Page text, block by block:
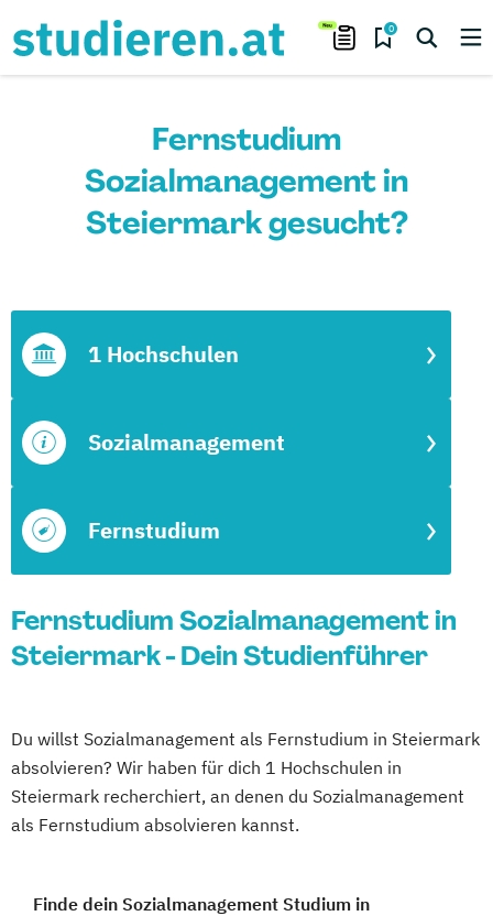
0
Fernstudium
Sozialmanagement in
Steiermark gesucht?
Fernstudium
Sozialmanagement
1 Hochschulen
Fernstudium Sozialmanagement in
Steiermark - Dein Studienführer
Du willst Sozialmanagement als Fernstudium in Steiermark
absolvieren? Wir haben für dich 1 Hochschulen in
Steiermark recherchiert, an denen du Sozialmanagement
als Fernstudium absolvieren kannst.
Finde dein Sozialmanagement Studium in